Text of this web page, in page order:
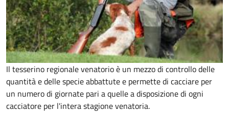
Il tesserino regionale venatorio è un mezzo di controllo delle
quantità e delle specie abbattute e permette di cacciare per
un numero di giornate pari a quelle a disposizione di ogni
cacciatore per l'intera stagione venatoria.